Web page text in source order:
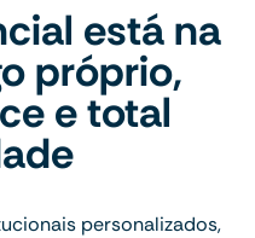
está na
próprio,
e total
personalizados,